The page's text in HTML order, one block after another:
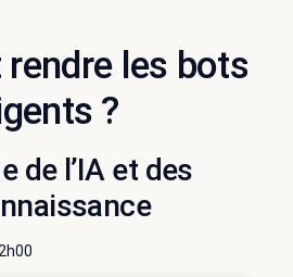
les bots
?
de l’IA et des